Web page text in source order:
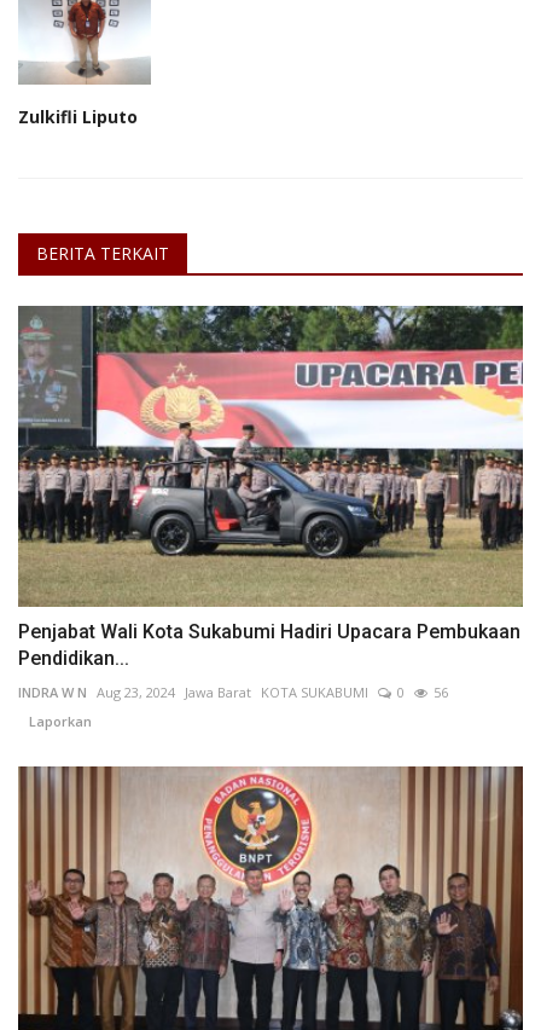
Zulkifli Liputo
BERITA TERKAIT
Penjabat Wali Kota Sukabumi Hadiri Upacara Pembukaan
Pendidikan...
INDRA W N Aug 23, 2024 Jawa Barat KOTA SUKABUMI 0
56
Laporkan